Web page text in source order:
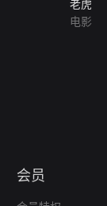
老虎
电影
会员